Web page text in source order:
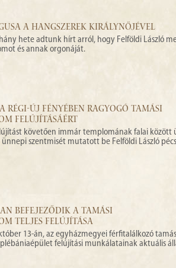
A HANGSZEREK KIRÁLYNŐJÉVEL
hete adtunk hírt arról, hogy Felföldi László
és annak orgonáját.
RÉGI-ÚJ FÉNYÉBEN RAGYOGÓ TAMÁSI
FELÚJÍTÁSÁÉRT
követően immár templomának falai között
szentmisét mutatott be Felföldi László
BEFEJEZŐDIK A TAMÁSI
TELJES FELÚJÍTÁSA
13-án, az egyházmegyei férfitalálkozó
felújítási munkálatainak aktuális